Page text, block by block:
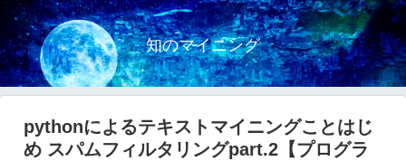
知のマイニング
pythonによるテキストマイニングことはじ
め スパムフィルタリングpart.2【プログラ